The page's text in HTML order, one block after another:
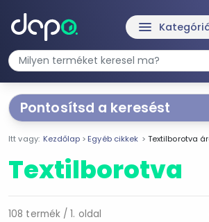
menu
Pontosítsd a keresést
Segítünk a keresésben!
Válaszd ki a jellemzőketTe
605 Ft
Itt vagy: Kezdőlap Egyéb cikkek Textilborotva
Textilborotva
108 termék / 1. oldal